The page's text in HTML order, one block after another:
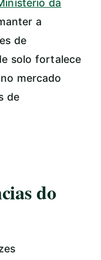
da
a
de
solo fortalece
mercado
de
do